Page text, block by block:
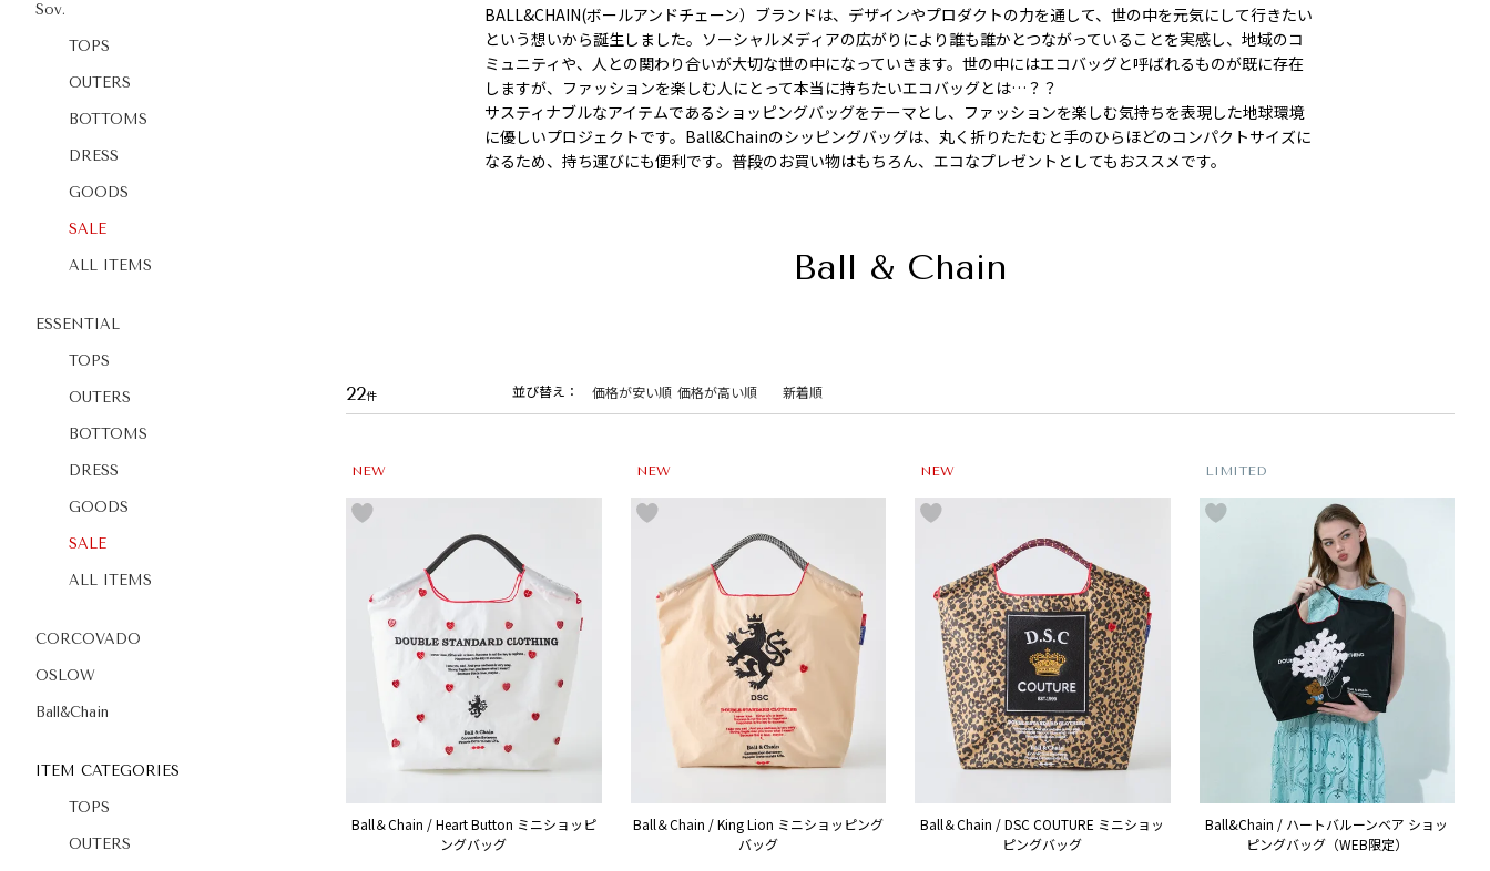
Sov.
TOPS
OUTERS
BOTTOMS
DRESS
GOODS
SALE
ALL ITEMS
ESSENTIAL
TOPS
OUTERS
BOTTOMS
DRESS
GOODS
SALE
ALL ITEMS
CORCOVADO
OSLOW
Ball&Chain
ITEM CATEGORIES
TOPS
OUTERS
BALL&CHAIN(ボールアンドチェーン）ブランドは、デザインやプロダクトの力を通して、世の中を元気にして行きたい
という想いから誕生しました。ソーシャルメディアの広がりにより誰も誰かとつながっていることを実感し、地域のコ
ミュニティや、人との関わり合いが大切な世の中になっていきます。世の中にはエコバッグと呼ばれるものが既に存在
しますが、ファッションを楽しむ人にとって本当に持ちたいエコバッグとは…？？
サスティナブルなアイテムであるショッピングバッグをテーマとし、ファッションを楽しむ気持ちを表現した地球環境
に優しいプロジェクトです。Ball&Chainのシッピングバッグは、丸く折りたたむと手のひらほどのコンパクトサイズに
なるため、持ち運びにも便利です。普段のお買い物はもちろん、エコなプレゼントとしてもおススメです。
Ball & Chain
並び替え 価格が安い順 価格が高い順 新着順
22
NEW
Ball＆Chain / Heart Button ミニショッピ
ングバッグ
NEW
Ball＆Chain / King Lion ミニショッピング
バッグ
NEW
Ball＆Chain / DSC COUTURE ミニショッ
ピングバッグ
LIMITED
Ball&Chain / ハートバルーンベア ショッ
ピングバッグ（WEB限定）